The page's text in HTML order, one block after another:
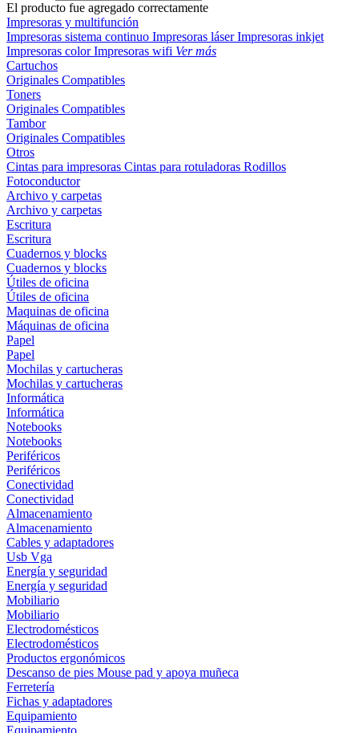
El producto fue agregado correctamente
Impresoras y multifunción
Impresoras sistema continuo Impresoras láserImpresoras inkjet
Impresoras colorImpresoras wifi Ver más
Cartuchos
Originales Compatibles
Toners
Originales Compatibles
Tambor
Originales Compatibles
Otros
Cintas para impresoras Cintas para rotuladoras Rodillos
Fotoconductor
Archivo y carpetas
Archivo y carpetas
Escritura
Escritura
Cuadernos y blocks
Cuadernos y blocks
Útiles de oficina
Útiles de oficina
Maquinas de oficina
Máquinas de oficina
Papel
Papel
Mochilas y cartucheras
Mochilas y cartucheras
Informática
Informática
Notebooks
Notebooks
Periféricos
Periféricos
Conectividad
Conectividad
Almacenamiento
Almacenamiento
Cables y adaptadores
Usb Vga
Energía y seguridad
Energía y seguridad
Mobiliario
Mobiliario
Electrodomésticos
Electrodomésticos
Productos ergonómicos
Descanso de pies Mouse pad y apoya muñeca
Ferretería
Fichas y adaptadores
Equipamiento
Equipamiento